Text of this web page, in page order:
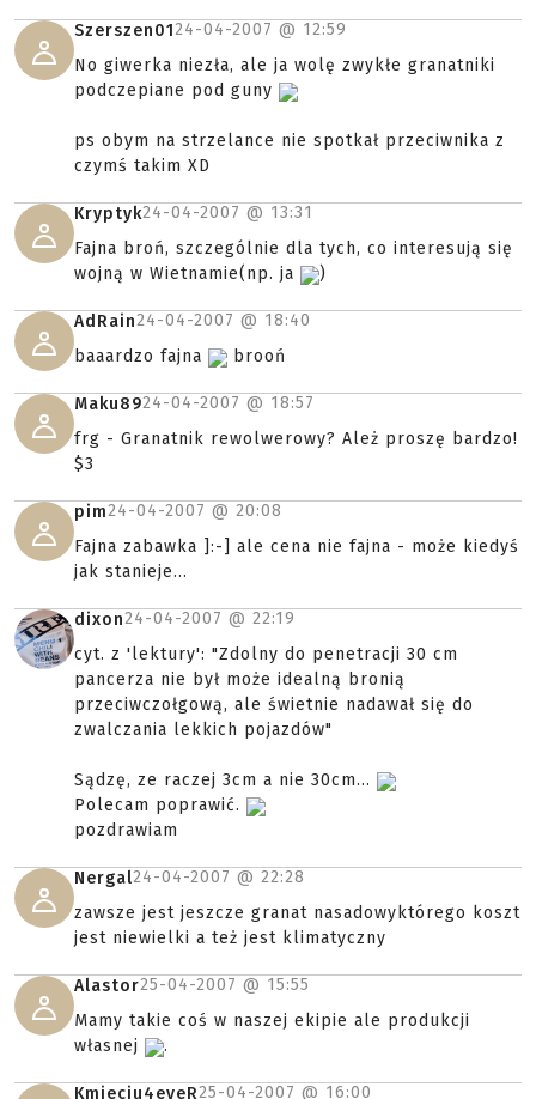
na pewno wykonanie fajne. i klimat też się robi
niezły. Ale wydawać tysiąc złotych plus na granat
gdy można kupić granatnik za 600 i granat? Ja
zostaję przy podczepianych.
frg 24-04-2007 @12:32
taaa może jakiś mały granatnik rewolwerowy??(czy
jakoś tak sie to zwało)
Wolako:D24-04-2007 @ 12:34
o kurde w morde jeza ale giwera :0
Szerszen01 24-04-2007 @12:59
No giwerka niezła, ale ja wolę zwykłe granatniki
podczepiane pod guny
ps obym na strzelance nie spotkał przeciwnika z
czymś takim XD
Kryptyk24-04-2007 @13:31
Fajna broń, szczególnie dla tych, co interesują się
wojną w Wietnamie(np. ja
AdRain24-04-2007 @18:40
baaardzo fajna
brooń
Maku8924-04-2007 @18:57
frg - Granatnik rewolwerowy? Ależ proszę bardzo!
pim24-04-2007 @20:08
jak stanieje...
dixon24-04-2007 @22:19
pancerza nie był może idealną bronią
zwalczania lekkich pojazdów"
Sądzę, ze raczej 3cm a nie 30cm...